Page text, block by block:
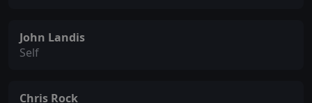
John Landis
Self
Chris Rock